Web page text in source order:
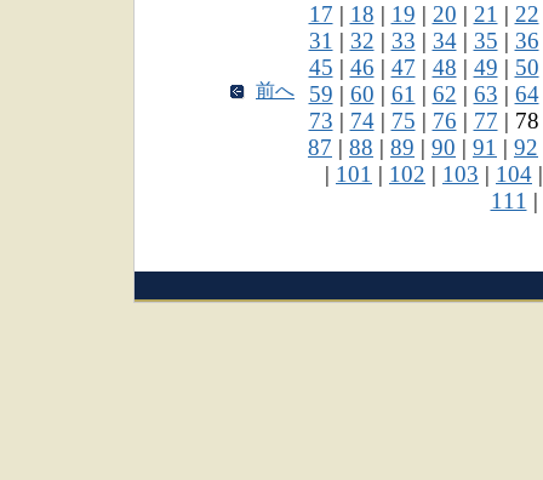
前へ
17 | 18 | 19 | 20 | 21 | 22
31 | 32 | 33 | 34| 35 | 36
45 | 46 | 47 | 48 | 49 | 50
59 | 60 | 61 | 62 | 63 | 64
73 | 74| 75 | 76 | 77 |
87 | 88 | 89 | 90 | 91 | 92
| 101 | 102 | 103 | 104
111 |